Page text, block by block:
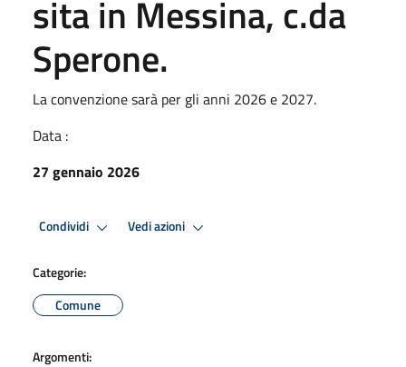
sita in Messina, c.da
Sperone.
La convenzione sarà per gli anni 2026 e 2027.
Data :
27 gennaio 2026
Condividi Vedi azioni
Categorie:
Comune
Argomenti: